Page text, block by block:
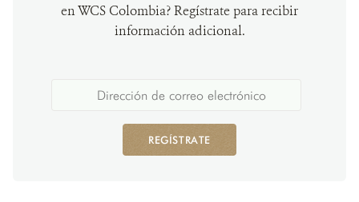
en WCS Colombia? Regístrate para recibir
información adicional.
REGÍSTRATE